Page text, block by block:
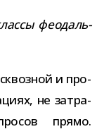
фео­даль­
и про­
не затра­
прямо.